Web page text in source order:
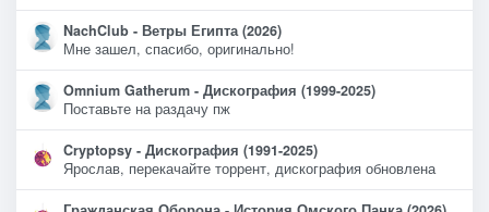
NachClub - Ветры Египта (2026)
Мне зашел, спасибо, оригинально!
Omnium Gatherum - Дискография (1999-2025)
Поставьте на раздачу пж
Cryptopsy - Дискография (1991-2025)
Ярослав, перекачайте торрент, дискография обновлена